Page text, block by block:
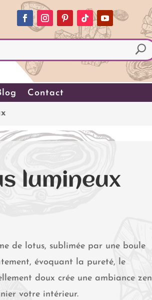
Contact
lumineux
de lotus, sublimée par une boule
évoquant la pureté, le
doux crée une ambiance zen
votre intérieur.